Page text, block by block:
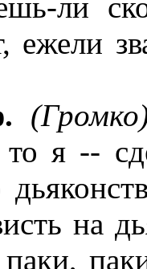
ли
ежели
то я --
на
паки,